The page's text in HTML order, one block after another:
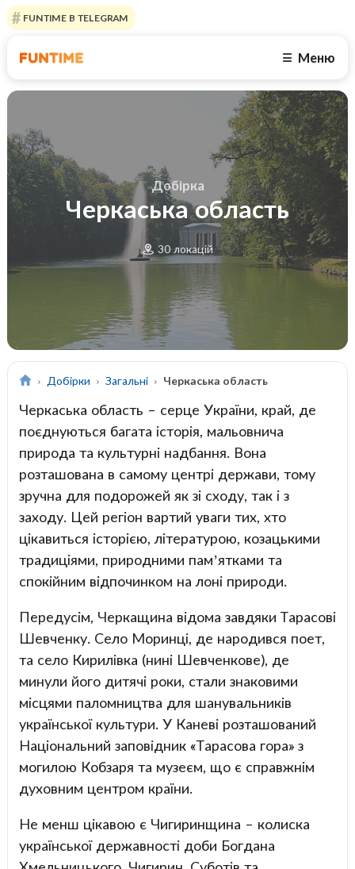
FUNTIME В TELEGRAM
☰ Меню
Добірка
Черкаська область
30 локацій
Добірки Загальні Черкаська область
Черкаська область – серце України, край, де
поєднуються багата історія, мальовнича
природа та культурні надбання. Вона
розташована в самому центрі держави, тому
зручна для подорожей як зі сходу, так і з
заходу. Цей регіон вартий уваги тих, хто
цікавиться історією, літературою, козацькими
традиціями, природними пам’ятками та
спокійним відпочинком на лоні природи.
Передусім, Черкащина відома завдяки Тарасові
Шевченку. Село Моринці, де народився поет,
та село Кирилівка (нині Шевченкове), де
минули його дитячі роки, стали знаковими
місцями паломництва для шанувальників
української культури. У Каневі розташований
Національний заповідник «Тарасова гора» з
могилою Кобзаря та музеєм, що є справжнім
духовним центром країни.
Не менш цікавою є Чигиринщина – колиска
української державності доби Богдана